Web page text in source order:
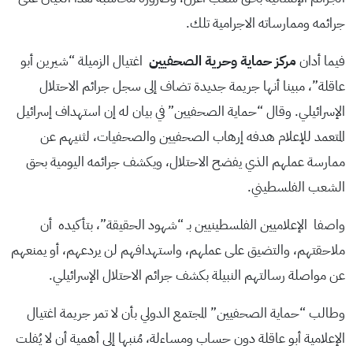
جرائمه وممارساته الاجرامية تلك.
فيما أدانمركز حمايةوحرية الصحفيين اغتيال الزميلة “شيرين أبو
عاقلة”، مبينا أنها جريمة جديدة تضاف إلى سجل جرائم الاحتلال
الإسرائيلي. وقال “حماية الصحفيين” في بيان له إن استهداف إسرائيل
المتعمد للإعلام هدفه إرهاب الصحفيين والصحفيات، لثنيهم عن
ممارسة عملهم الذي يفضح الاحتلال، ويكشف جرائمه اليومية بحق
الشعب الفلسطيني.
واصفا الإعلاميين الفلسطينيين بـ “شهود الحقيقة”، بتأكيده أن
ملاحقتهم، والتضيق على عملهم، واستهدافهم لن يردعهم، أو يمنعهم
عن مواصلة رسالتهم النبيلة بكشف جرائم الاحتلال الإسرائيلي.
وطالب “حماية الصحفيين” المجتمع الدولي بأن لا تمر جريمة اغتيال
الإعلامية أبو عاقلة دون حساب ومساءلة، مُنبها إلى أهمية أن لا يُفلت